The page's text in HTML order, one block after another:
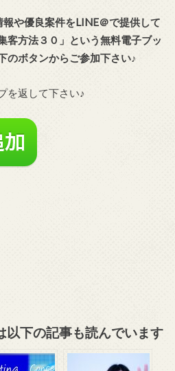
や優良案件をLINE＠で提供して
客方法３０」という無料電子ブッ
のボタンからご参加下さい♪
を返して下さい♪
以下の記事も読んでいます